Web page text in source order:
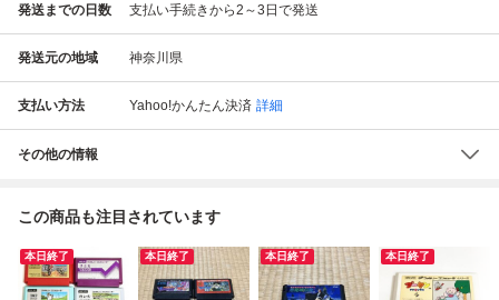
発送までの日数 支払い手続きから2～3日で発送
発送元の地域 神奈川県
支払い方法 Yahoo!かんたん決済 詳細
その他の情報
この商品も注目されています
本日終了 本日終了 本日終了 本日終了